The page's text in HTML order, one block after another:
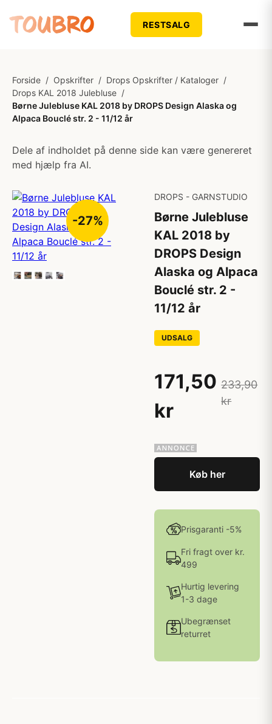
RESTSALG
Forside / Opskrifter / Drops Opskrifter / Kataloger /
Drops KAL 2018 Julebluse /
Børne Julebluse KAL 2018 by DROPS Design Alaska og
Alpaca Bouclé str. 2 - 11/12 år
Dele af indholdet på denne side kan være genereret
med hjælp fra AI.
-27%
DROPS - GARNSTUDIO
Børne Julebluse
KAL 2018 by
DROPS Design
Alaska og Alpaca
Bouclé str. 2 -
11/12 år
UDSALG
171,50
kr
233,90
kr
Køb her
Prisgaranti -5%
Fri fragt over kr.
499
Hurtig levering
1-3 dage
Ubegrænset
returret